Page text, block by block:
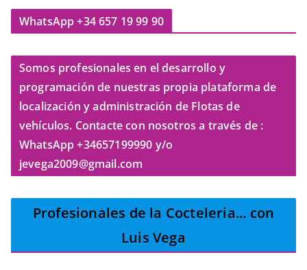
WhatsApp +34 657 19 99 90
Somos profesionales en el desarrollo y
programación de nuestras propia plataforma de
localización y administración de Flotas de
vehículos. Contacte con nosotros a través de :
WhatsApp +34657199990 y/o
jevega2009@gmail.com
Profesionales de la Cocteleria... con
Luis Vega